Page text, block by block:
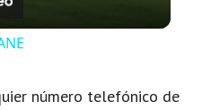
i
d número telefónico de